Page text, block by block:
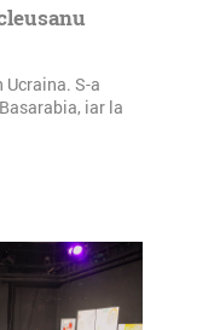
S-a
iar la